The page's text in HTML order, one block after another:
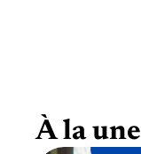
À la une